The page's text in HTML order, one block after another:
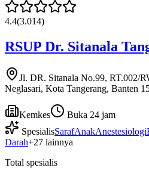
4.4(3.014)
RSUP Dr. Sitanala
Jl. DR. Sitanala No.99, RT.002/
Neglasari, Kota Tangerang, Banten
Kemkes
Buka 24 jam
SpesialisSarafAnakAnestesiologi
Darah+27 lainnya
Total spesialis